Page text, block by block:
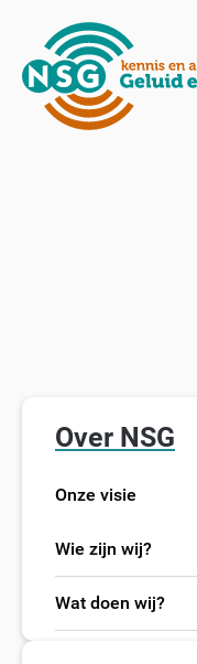
Over NSG
Onze visie
Wie zijn wij?
Wat doen wij?